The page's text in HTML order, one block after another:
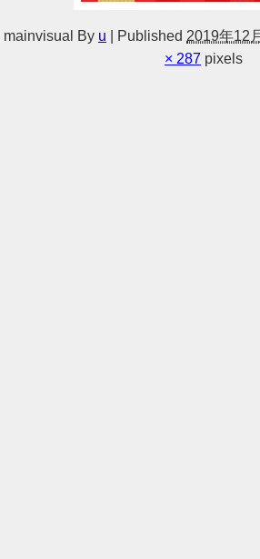
mainvisual By u Published 2019年12
× 287 pixels